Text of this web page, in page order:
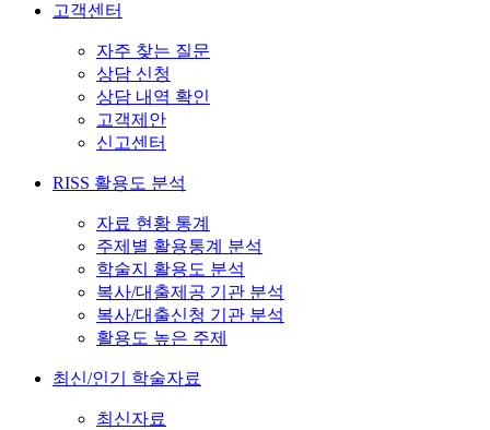
고객센터
자주 찾는 질문
상담 신청
상담 내역 확인
고객제안
신고센터
RISS 활용도 분석
자료 현황 통계
주제별 활용통계 분석
학술지 활용도 분석
복사/대출제공 기관 분석
복사/대출신청 기관 분석
활용도 높은 주제
최신/인기 학술자료
최신자료